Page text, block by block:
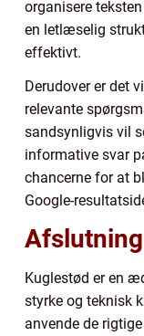
organisere
en letlæselig
effektivt.
Derudover er det
relevante
sandsynligvis vil
informative svar
chancerne for at
Google-
Afslutning
Kuglestød er en
styrke og teknisk
anvende de